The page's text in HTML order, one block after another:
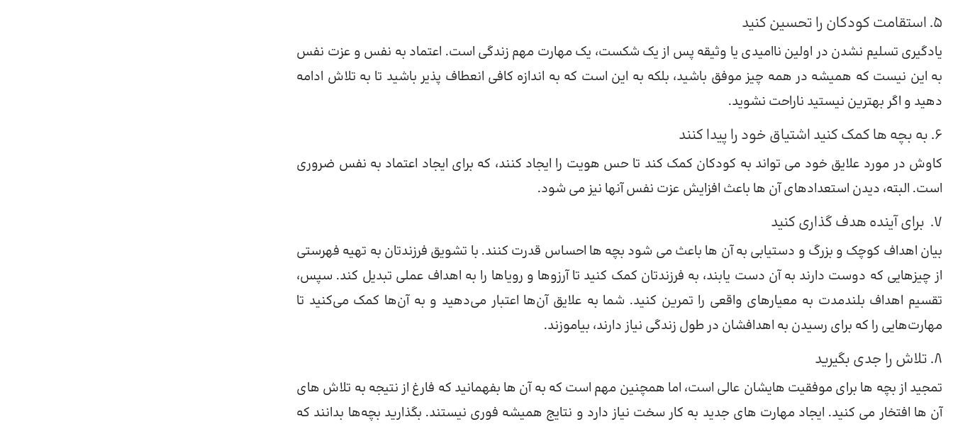
5. استقامت کودکان را تحسین کنید
یادگیری تسلیم نشدن در اولین ناامیدی یا وثیقه پس از یک شکست، یک مهارت مهم زندگی است. اعتماد به نفس و عزت نفس
به این نیست که همیشه در همه چیز موفق باشید، بلکه به این است که به اندازه کافی انعطاف پذیر باشید تا به تلاش ادامه
دهید و اگر بهترین نیستید ناراحت نشوید.
6. به بچه ها کمک کنید اشتیاق خود را پیدا کنند
کاوش در مورد علایق خود می تواند به کودکان کمک کند تا حس هویت را ایجاد کنند، که برای ایجاد اعتماد به نفس ضروری
است. البته، دیدن استعدادهای آن ها باعث افزایش عزت نفس آنها نیز می شود.
7. برای آینده هدف گذاری کنید
بیان اهداف کوچک و بزرگ و دستیابی به آن ها باعث می شود بچه ها احساس قدرت کنند. با تشویق فرزندتان به تهیه فهرستی
از چیزهایی که دوست دارند به آن دست یابند، به فرزندتان کمک کنید تا آرزوها و رویاها را به اهداف عملی تبدیل کند. سپس،
تقسیم اهداف بلندمدت به معیارهای واقعی را تمرین کنید. شما به علایق آن‌ها اعتبار می‌دهید و به آن‌ها کمک می‌کنید تا
مهارت‌هایی را که برای رسیدن به اهدافشان در طول زندگی نیاز دارند، بیاموزند.
8. تلاش را جدی بگیرید
تمجید از بچه ها برای موفقیت هایشان عالی است، اما همچنین مهم است که به آن ها بفهمانید که فارغ از نتیجه به تلاش های
آن ها افتخار می کنید. ایجاد مهارت های جدید به کار سخت نیاز دارد و نتایج همیشه فوری نیستند. بگذارید بچه‌ها بدانند که